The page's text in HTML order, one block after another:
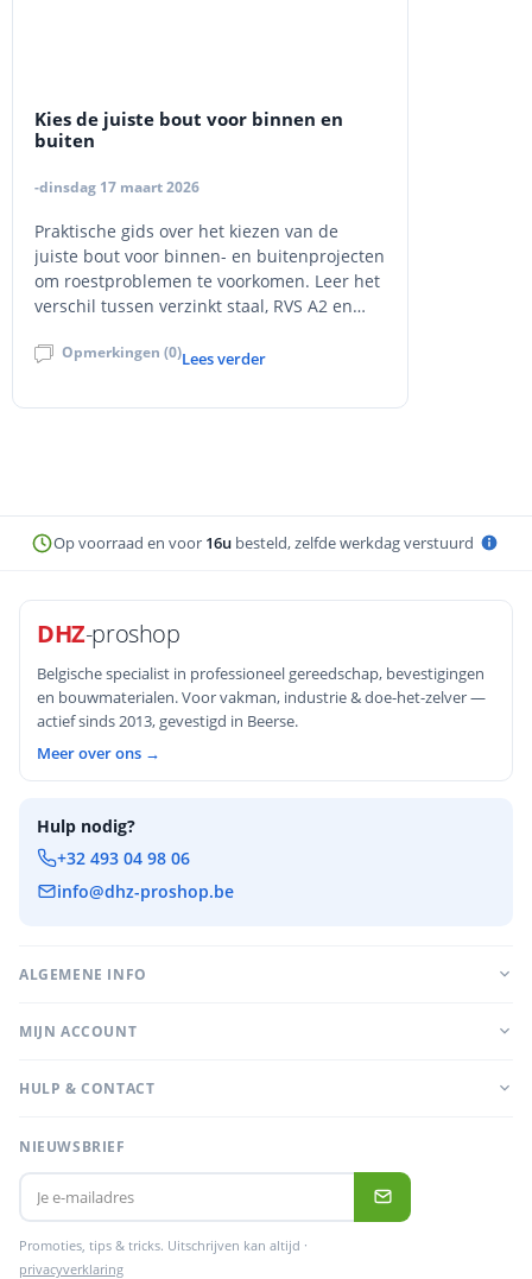
Kies de juiste bout voor binnen en
buiten
-dinsdag 17 maart 2026
Praktische gids over het kiezen van de
juiste bout voor binnen- en buitenprojecten
om roestproblemen te voorkomen. Leer het
verschil tussen verzinkt staal, RVS A2 en
selecteert op basis van omgeving, materiaal
Opmerkingen (0)Lees verder
Op voorraad en voor 16ubesteld, zelfde werkdag verstuurd
DHZ-proshop
Belgische specialist in professioneel gereedschap, bevestigingen
en bouwmaterialen. Voor vakman, industrie & doe-het-zelver —
actief sinds 2013, gevestigd in Beerse.
Meer over ons →
Hulp nodig?
+32 493 04 98 06
info@dhz-proshop.be
ALGEMENE INFO
MIJN ACCOUNT
HULP & CONTACT
NIEUWSBRIEF
Promoties, tips & tricks. Uitschrijven kan altijd ·
privacyverklaring